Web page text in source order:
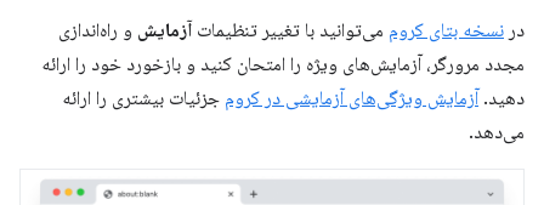
در نسخه بتای کروم می‌توانید با تغییر تنظیمات آزمایش و راه‌اندازی
مجدد مرورگر، آزمایش‌های ویژه را امتحان کنید و بازخورد خود را ارائه
دهید.آزمایش ویژگی‌های آزمایشی در کروم جزئیات بیشتری را ارائه
می‌دهد.